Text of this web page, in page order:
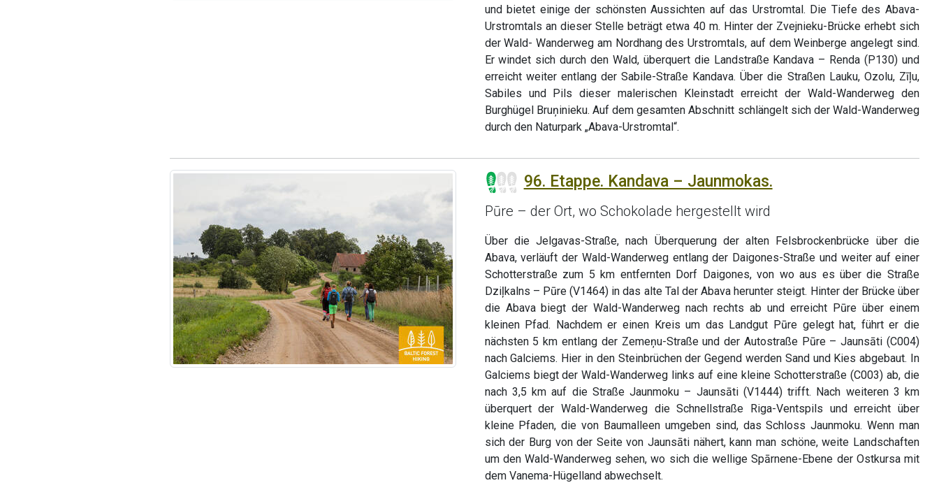
und bietet einige der schönsten Aussichten auf das Urstromtal. Die Tiefe des Abava-
Urstromtals an dieser Stelle beträgt etwa 40 m. Hinter der Zvejnieku-Brücke erhebt sich
der Wald- Wanderweg am Nordhang des Urstromtals, auf dem Weinberge angelegt sind.
Er windet sich durch den Wald, überquert die Landstraße Kandava – Renda (P130) und
erreicht weiter entlang der Sabile-Straße Kandava. Über die Straßen Lauku, Ozolu, Zīļu,
Sabiles und Pils dieser malerischen Kleinstadt erreicht der Wald-Wanderweg den
Burghügel Bruņinieku. Auf dem gesamten Abschnitt schlängelt sich der Wald-Wanderweg
durch den Naturpark „Abava-Urstromtal“.
96. Etappe. Kandava – Jaunmokas.
Pūre – der Ort, wo Schokolade hergestellt wird
Über die Jelgavas-Straße, nach Überquerung der alten Felsbrockenbrücke über die
Abava, verläuft der Wald-Wanderweg entlang der Daigones-Straße und weiter auf einer
Schotterstraße zum 5 km entfernten Dorf Daigones, von wo aus es über die Straße
Dziļkalns – Pūre (V1464) in das alte Tal der Abava herunter steigt. Hinter der Brücke über
die Abava biegt der Wald-Wanderweg nach rechts ab und erreicht Pūre über einem
kleinen Pfad. Nachdem er einen Kreis um das Landgut Pūre gelegt hat, führt er die
nächsten 5 km entlang der Zemeņu-Straße und der Autostraße Pūre – Jaunsāti (C004)
nach Galciems. Hier in den Steinbrüchen der Gegend werden Sand und Kies abgebaut. In
Galciems biegt der Wald-Wanderweg links auf eine kleine Schotterstraße (C003) ab, die
nach 3,5 km auf die Straße Jaunmoku – Jaunsāti (V1444) trifft. Nach weiteren 3 km
überquert der Wald-Wanderweg die Schnellstraße Riga-Ventspils und erreicht über
kleine Pfaden, die von Baumalleen umgeben sind, das Schloss Jaunmoku. Wenn man
sich der Burg von der Seite von Jaunsāti nähert, kann man schöne, weite Landschaften
um den Wald-Wanderweg sehen, wo sich die wellige Spārnene-Ebene der Ostkursa mit
dem Vanema-Hügelland abwechselt.